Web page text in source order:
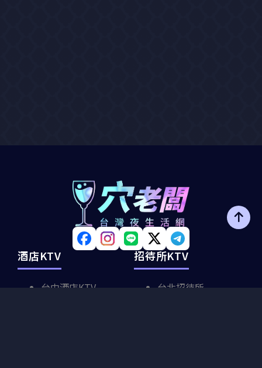
酒店KTV
台中酒店KTV
招待所KTV
台北招待所